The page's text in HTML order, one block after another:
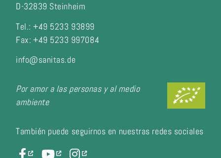
D-32839 Steinheim
Tel.: +49 5233 93899
Fax: +49 5233 997084
info@sanitas.de
Por amor a las personas y al medio
ambiente
También puede seguirnos en nuestras redes sociales